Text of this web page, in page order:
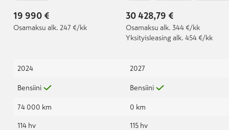
19 990 €
Osamaksu alk. 247 €/kk
2024
Bensiini
74 000 km
114 hv
30 428,79 €
Osamaksu alk. 344 €/kk
Yksityisleasing alk. 454 €/kk
2027
Bensiini
0 km
115 hv